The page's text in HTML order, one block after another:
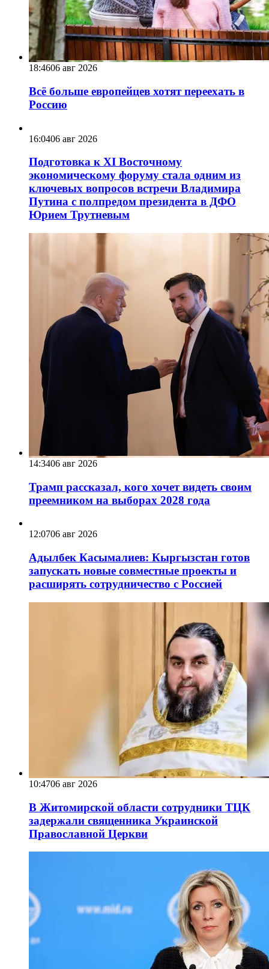
18:4606 авг 2026
Всё больше европейцев хотят переехать в
Россию
16:0406 авг 2026
Подготовка к XI Восточному
экономическому форуму стала одним из
ключевых вопросов встречи Владимира
Путина с полпредом президента в ДФО
Юрием Трутневым
14:3406 авг 2026
Трамп рассказал, кого хочет видеть своим
преемником на выборах 2028 года
12:0706 авг 2026
Адылбек Касымалиев: Кыргызстан готов
запускать новые совместные проекты и
расширять сотрудничество с Россией
10:4706 авг 2026
В Житомирской области сотрудники ТЦК
задержали священника Украинской
Православной Церкви